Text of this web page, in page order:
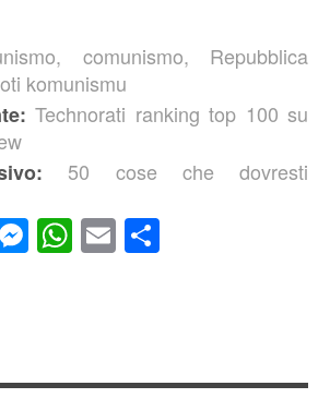
, comunismo, Repubblica
komunismu
Technorati ranking top 100 su
50 cose che dovresti
Messenger
WhatsApp
Email